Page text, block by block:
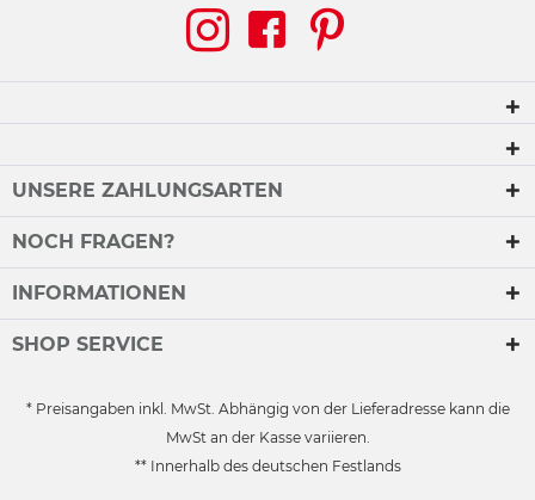
UNSERE ZAHLUNGSARTEN
NOCH FRAGEN?
INFORMATIONEN
SHOP SERVICE
* Preisangaben inkl. MwSt. Abhängig von der Lieferadresse kann die
MwSt an der Kasse variieren.
** Innerhalb des deutschen Festlands